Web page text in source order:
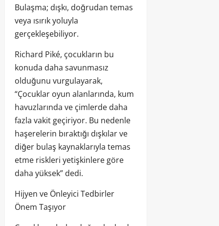
Bulaşma; dışkı, doğrudan temas
veya ısırık yoluyla
gerçekleşebiliyor.
Richard Piké, çocukların bu
konuda daha savunmasız
olduğunu vurgulayarak,
“Çocuklar oyun alanlarında, kum
havuzlarında ve çimlerde daha
fazla vakit geçiriyor. Bu nedenle
haşerelerin bıraktığı dışkılar ve
diğer bulaş kaynaklarıyla temas
etme riskleri yetişkinlere göre
daha yüksek” dedi.
Hijyen ve Önleyici Tedbirler
Önem Taşıyor